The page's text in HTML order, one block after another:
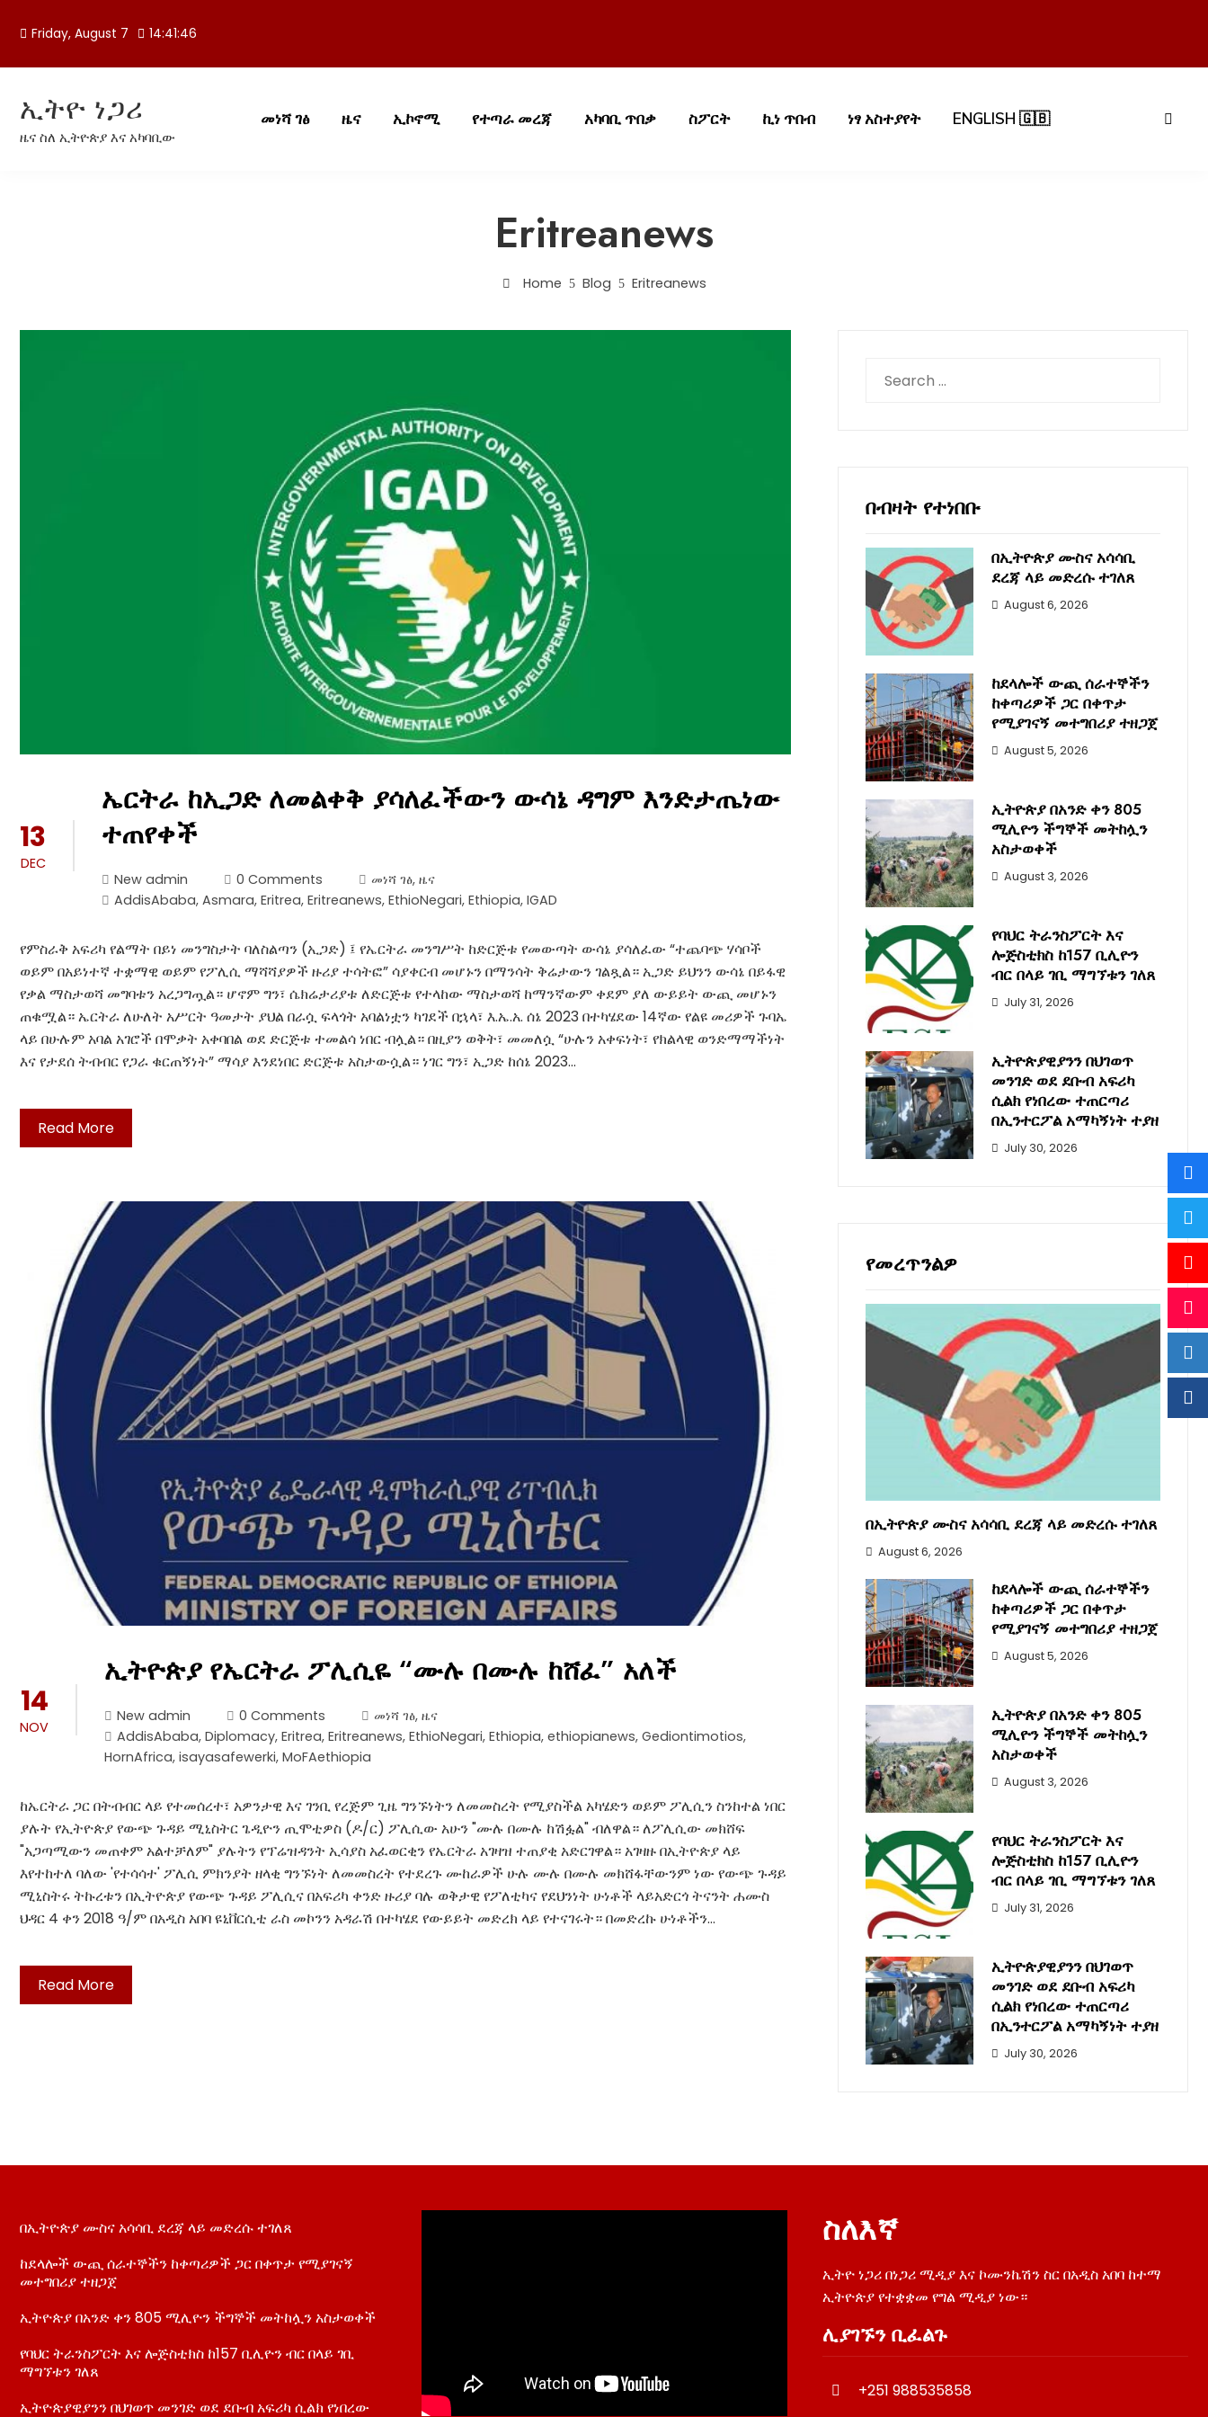
Friday, August 7 14:41:47
ኢትዮ ነጋሪ
ዜና ስለ ኢትዮጵያ እና አካባቢው
መነሻ ገፅ ዜና ኢኮኖሚ የተጣራ መረጃ አካባቢ ጥበቃ ስፖርት ኪነ ጥበብ ነፃ አስተያየት ENGLISH 🇬🇧
Eritreanews
Home Blog Eritreanews
13
DEC
ኤርትራ ከኢጋድ ለመልቀቅ ያሳለፈችውን ውሳኔ ዳግም እንድታጤነው
ተጠየቀች
New admin 0 Comments መነሻ ገፅ, ዜና
AddisAbaba, Asmara, Eritrea, Eritreanews, EthioNegari, Ethiopia, IGAD
የምስራቅ አፍሪካ የልማት በይነ መንግስታት ባለስልጣን (ኢጋድ) ፤ የኤርትራ መንግሥት ከድርጅቱ የመውጣት ውሳኔ ያሳለፈው “ተጨባጭ ሃሳቦች
ወይም በአይነተኛ ተቋማዊ ወይም የፖሊሲ ማሻሻያዎች ዙሪያ ተሳትፎ” ሳያቀርብ መሆኑን በማንሳት ቅሬታውን ገልጿል። ኢጋድ ይህንን ውሳኔ በይፋዊ
የቃል ማስታወሻ መግባቱን አረጋግጧል። ሆኖም ግን፣ ሴክሬታሪያቱ ለድርጅቱ የተላከው ማስታወሻ ከማንኛውም ቀደም ያለ ውይይት ውጪ መሆኑን
ጠቁሟል። ኤርትራ ለሁለት አሥርት ዓመታት ያህል በራሷ ፍላጎት አባልነቷን ካገደች በኋላ፣ እ.ኤ.አ. ሰኔ 2023 በተካሄደው 14ኛው የልዩ መሪዎች ጉባኤ
ላይ በሁሉም አባል አገሮች በሞቃት አቀባበል ወደ ድርጅቱ ተመልሳ ነበር ብሏል። በዚያን ወቅት፣ መመለሷ “ሁሉን አቀፍነት፣ የክልላዊ ወንድማማችነት
እና የታደሰ ትብብር የጋራ ቁርጠኝነት” ማሳያ እንደነበር ድርጅቱ አስታውሷል። ነገር ግን፣ ኢጋድ ከሰኔ 2023…
Read More
14
NOV
ኢትዮጵያ የኤርትራ ፖሊሲዬ “ሙሉ በሙሉ ከሸፈ” አለች
New admin 0 Comments መነሻ ገፅ, ዜና
AddisAbaba, Diplomacy, Eritrea, Eritreanews, EthioNegari, Ethiopia, ethiopianews, Gediontimotios,
HornAfrica, isayasafewerki, MoFAethiopia
ከኤርትራ ጋር በትብብር ላይ የተመሰረተ፣ አዎንታዊ እና ገንቢ የረጅም ጊዜ ግንኙነትን ለመመስረት የሚያስችል አካሄድን ወይም ፖሊሲን ስንከተል ነበር
ያሉት የኢትዮጵያ የውጭ ጉዳይ ሚኒስትር ጌዲዮን ጢሞቲዎስ (ዶ/ር) ፖሊሲው አሁን "ሙሉ በሙሉ ከሽፏል" ብለዋል። ለፖሊሲው መክሸፍ
"አጋጣሚውን መጠቀም አልተቻለም" ያሉትን የፕሬዝዳንት ኢሳያስ አፈወርቂን የኤርትራ አገዛዝ ተጠያቂ አድርገዋል። አገዛዙ በኢትዮጵያ ላይ
እየተከተለ ባለው 'የተሳሳተ' ፖሊሲ ምክንያት ዘላቂ ግንኙነት ለመመስረት የተደረጉ ሙከራዎች ሁሉ ሙሉ በሙሉ መክሸፋቸውንም ነው የውጭ ጉዳይ
ሚኒስትሩ ትኩረቱን በኢትዮጵያ የውጭ ጉዳይ ፖሊሲና በአፍሪካ ቀንድ ዙሪያ ባሉ ወቅታዊ የፖለቲካና የደህንነት ሁነቶች ላይአድርጎ ትናንት ሐሙስ
ህዳር 4 ቀን 2018 ዓ/ም በአዲስ አበባ ዩኒቨርሲቲ ራስ መኮንን አዳራሽ በተካሄደ የውይይት መድረክ ላይ የተናገሩት። በመድረኩ ሁነቶችን…
Read More
for:
በብዛት የተነበቡ
በኢትዮጵያ ሙስና አሳሳቢ
ደረጃ ላይ መድረሱ ተገለጸ
August 6, 2026
ከደላሎች ውጪ ሰራተኞችን
ከቀጣሪዎች ጋር በቀጥታ
የሚያገናኝ መተግበሪያ ተዘጋጀ
August 5, 2026
ኢትዮጵያ በአንድ ቀን 805
ሚሊዮን ችግኞች መትከሏን
አስታወቀች
August 3, 2026
የባህር ትራንስፖርት እና
ሎጅስቲክስ ከ157 ቢሊዮን
ብር በላይ ገቢ ማግኘቱን ገለጸ
July 31, 2026
ኢትዮጵያዊያንን በህገወጥ
መንገድ ወደ ደቡብ አፍሪካ
ሲልክ የነበረው ተጠርጣሪ
በኢንተርፖል አማካኝነት ተያዘ
July 30, 2026
የመረጥንልዎ
በኢትዮጵያ ሙስና አሳሳቢ ደረጃ ላይ መድረሱ ተገለጸ
August 6, 2026
ከደላሎች ውጪ ሰራተኞችን
ከቀጣሪዎች ጋር በቀጥታ
የሚያገናኝ መተግበሪያ ተዘጋጀ
August 5, 2026
ኢትዮጵያ በአንድ ቀን 805
ሚሊዮን ችግኞች መትከሏን
አስታወቀች
August 3, 2026
የባህር ትራንስፖርት እና
ሎጅስቲክስ ከ157 ቢሊዮን
ብር በላይ ገቢ ማግኘቱን ገለጸ
July 31, 2026
ኢትዮጵያዊያንን በህገወጥ
መንገድ ወደ ደቡብ አፍሪካ
ሲልክ የነበረው ተጠርጣሪ
በኢንተርፖል አማካኝነት ተያዘ
July 30, 2026
በኢትዮጵያ ሙስና አሳሳቢ ደረጃ ላይ መድረሱ ተገለጸ
ከደላሎች ውጪ ሰራተኞችን ከቀጣሪዎች ጋር በቀጥታ የሚያገናኝ
መተግበሪያ ተዘጋጀ
ኢትዮጵያ በአንድ ቀን 805 ሚሊዮን ችግኞች መትከሏን አስታወቀች
የባህር ትራንስፖርት እና ሎጅስቲክስ ከ157 ቢሊዮን ብር በላይ ገቢ
ማግኘቱን ገለጸ
ኢትዮጵያዊያንን በህገወጥ መንገድ ወደ ደቡብ አፍሪካ ሲልክ የነበረው
ስለእኛ
ኢትዮ ነጋሪ በነጋሪ ሚዲያ እና ኮሙንኬሽን ስር በአዲስ አበባ ከተማ
ኢትዮጵያ የተቋቋመ የግል ሚዲያ ነው።
ሊያገኙን ቢፈልጉ
+251 988535858